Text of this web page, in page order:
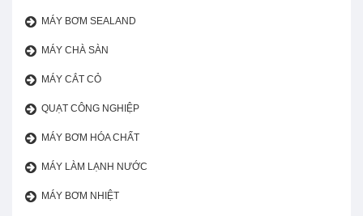
MÁY BƠM SEALAND
MÁY CHÀ SÀN
MÁY CẮT CỎ
QUẠT CÔNG NGHIỆP
MÁY BƠM HÓA CHẤT
MÁY LÀM LẠNH NƯỚC
MÁY BƠM NHIỆT